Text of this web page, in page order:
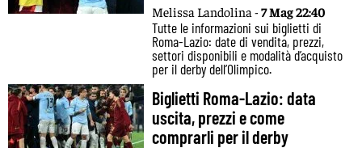
Melissa Landolina -7 Mag 22:40
Tutte le informazioni sui biglietti di
Roma-Lazio: date di vendita, prezzi,
settori disponibili e modalità d’acquisto
per il derby dell’Olimpico.
Biglietti Roma-Lazio: data
uscita, prezzi e come
comprarli per il derby